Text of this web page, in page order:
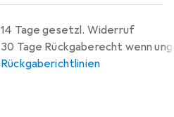
14 Tage gesetzl. Widerruf
30 Tage Rückgaberecht wenn
Rückgaberichtlinien